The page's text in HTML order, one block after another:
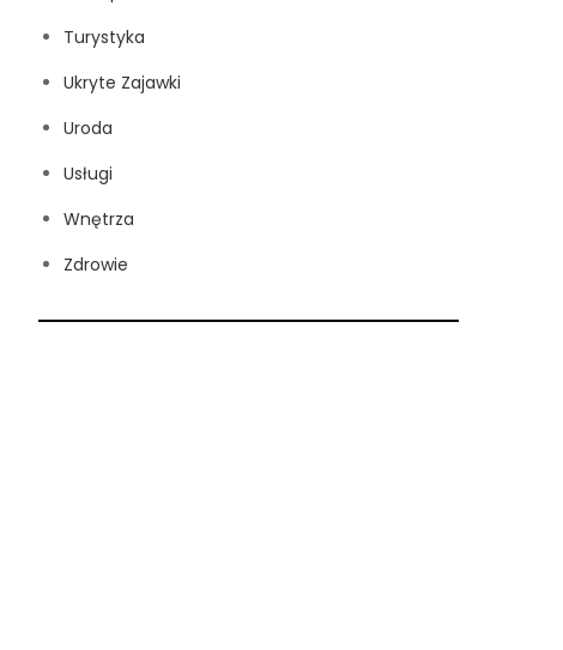
Turystyka
Ukryte Zajawki
Uroda
Usługi
Wnętrza
Zdrowie